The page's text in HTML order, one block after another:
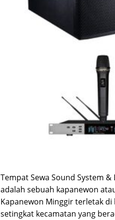
Tempat Sewa Sound System
adalah sebuah kapanewon
Kapanewon Minggir terletak
setingkat kecamatan yang